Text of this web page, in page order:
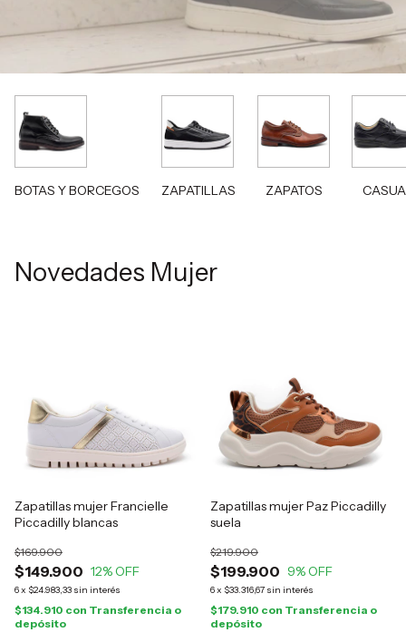
BOTAS Y BORCEGOS ZAPATILLAS ZAPATOS
Novedades Mujer
Zapatillas mujer Francielle
Piccadilly blancas
$149.900
$169.900
12% OFF
6x $24.983,33 sin interés
$134.910 con Transferencia o
depósito
Zapatillas mujer Paz Piccadilly
suela
$199.900
$219.900
9% OFF
6x $33.316,67 sin interés
$179.910 con Transferencia o
depósito